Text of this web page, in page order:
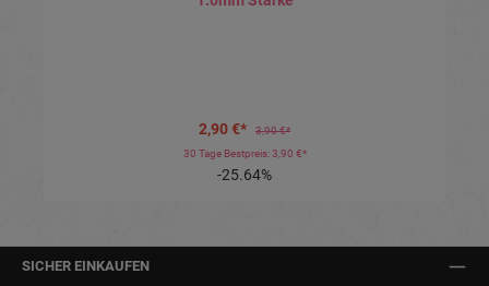
2,90 €*
3,90 €*
30 Tage Bestpreis: 3,90 €*
-25.64%
SICHER EINKAUFEN